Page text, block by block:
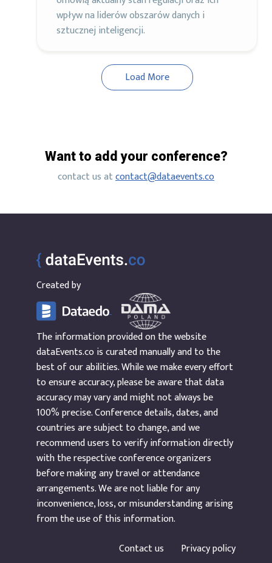
wpływ na liderów obszarów danych i
sztucznej inteligencji.
Load More
Want to add your conference?
contact us atcontact@dataevents.co
Created by
The information provided on the website
dataEvents.co is curated manually and to the
best of our abilities. While we make every effort
to ensure accuracy, please be aware that data
accuracy may vary and might not always be
100% precise. Conference details, dates, and
countries are subject to change, and we
recommend users to verify information directly
with the respective conference organizers
before making any travel or attendance
arrangements. We are not liable for any
inconvenience, loss, or misunderstanding arising
from the use of this information.
Contact us
Privacy policy